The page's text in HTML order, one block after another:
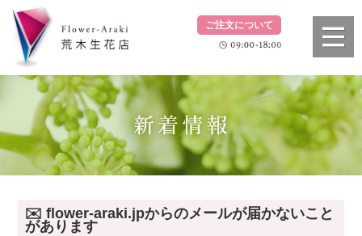
ご注文について
✉️ flower-araki.jpからのメールが届かないこと
があります